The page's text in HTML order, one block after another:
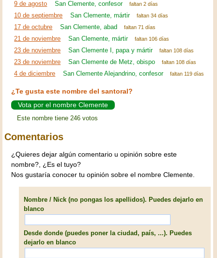
9 de agosto San Clemente, confesor faltan 2 días
10 de septiembre San Clemente, mártir faltan 34 días
17 de octubre San Clemente, abad faltan 71 días
21 de noviembre San Clemente, mártir faltan 106 días
23 de noviembre San Clemente I, papa y mártir faltan 108 días
23 de noviembre San Clemente de Metz, obispo faltan 108 días
4 de diciembre San Clemente Alejandrino, confesor faltan 119 días
¿Te gusta este nombre del santoral?
Vota por el nombre Clemente
Este nombre tiene 246 votos
Comentarios
¿Quieres dejar algún comentario u opinión sobre este
nombre?, ¿Es el tuyo?
Nos gustaría conocer tu opinión sobre el nombre Clemente.
Nombre / Nick (no pongas los apellidos). Puedes dejarlo en
blanco
Desde donde (puedes poner la ciudad, país, ...). Puedes
dejarlo en blanco